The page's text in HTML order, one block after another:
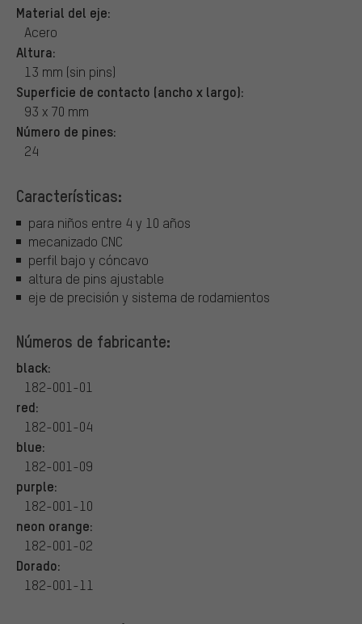
Material del eje:
Acero
Altura:
13 mm (sin pins)
Superficie de contacto (ancho x largo):
93 x 70 mm
Número de pines:
24
Características:
para niños entre 4 y 10 años
mecanizado CNC
perfil bajo y cóncavo
altura de pins ajustable
eje de precisión y sistema de rodamientos
Números de fabricante:
black:
182-001-01
red:
182-001-04
blue:
182-001-09
purple:
182-001-10
neon orange:
182-001-02
Dorado:
182-001-11